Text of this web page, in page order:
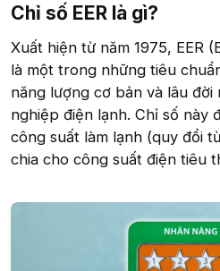
Chỉ số EER là gì?​
Xuất hiện từ năm 1975, EER
là một trong những tiêu
năng lượng cơ bản và lâu
nghiệp điện lạnh. Chỉ số này
công suất làm lạnh (quy đổi
chia cho công suất điện tiêu